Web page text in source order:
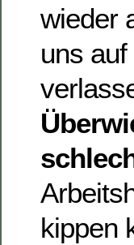
wieder
uns
kippen